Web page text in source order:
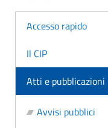
Accesso rapido
Il CIP
Atti e pubblicazioni
Avvisi pubblici